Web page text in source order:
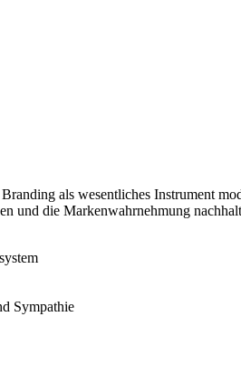
als wesentliches Instrument
und die Markenwahrnehmung
Sympathie